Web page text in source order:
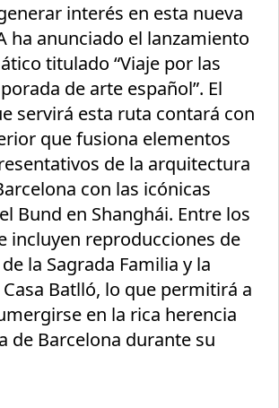
interés en esta nueva
ha anunciado el lanzamiento
titulado “Viaje por las
de arte español”. El
servirá esta ruta contará con
que fusiona elementos
de la arquitectura
con las icónicas
Bund en Shanghái. Entre los
incluyen reproducciones de
la Sagrada Familia y la
Batlló, lo que permitirá a
en la rica herencia
de Barcelona durante su